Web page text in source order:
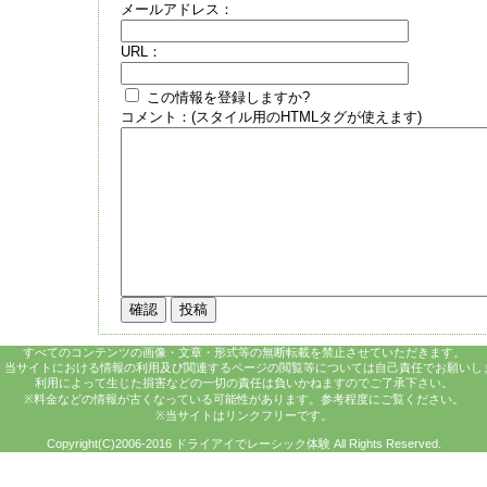
メールアドレス：
URL：
この情報を登録しますか?
コメント：(スタイル用のHTMLタグが使えます)
すべてのコンテンツの画像・文章・形式等の無断転載を禁止させていただきます。
当サイトにおける情報の利用及び関連するページの閲覧等については自己責任でお願いし
利用によって生じた損害などの一切の責任は負いかねますのでご了承下さい。
※料金などの情報が古くなっている可能性があります。参考程度にご覧ください。
※当サイトはリンクフリーです。
Copyright(C)2006-2016 ドライアイでレーシック体験 All Rights Reserved.